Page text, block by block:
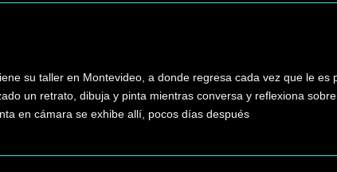
su taller en Montevideo, a donde regresa cada vez que le es
un retrato, dibuja y pinta mientras conversa y reflexiona sobre
en cámara se exhibe allí, pocos días después